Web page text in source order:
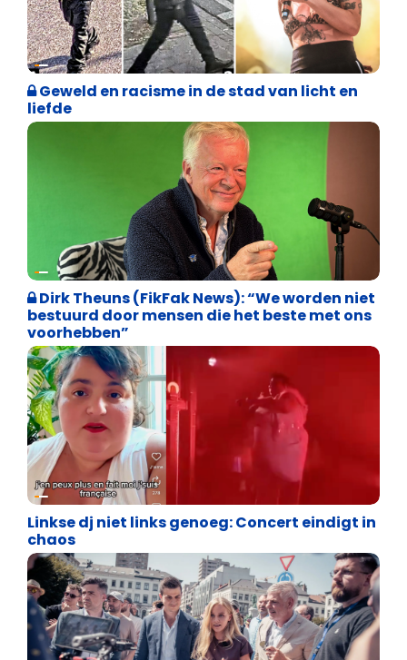
Vrijheid van meningsuiting
Geweld en racisme in de stad van licht en
liefde
Weekblad 't Pallieterke
Dirk Theuns (FikFak News): “We worden niet
bestuurd door mensen die het beste met ons
voorhebben”
Vrijheid van meningsuiting
Linkse dj niet links genoeg: Concert eindigt in
chaos